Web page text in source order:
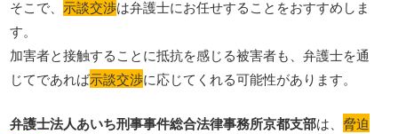
そこで、示談交渉は弁護士にお任せすることをおすすめしま
す。
加害者と接触することに抵抗を感じる被害者も、弁護士を通
じてであれば示談交渉に応じてくれる可能性があります。
弁護士法人あいち刑事事件総合法律事務所京都支部は、 脅迫